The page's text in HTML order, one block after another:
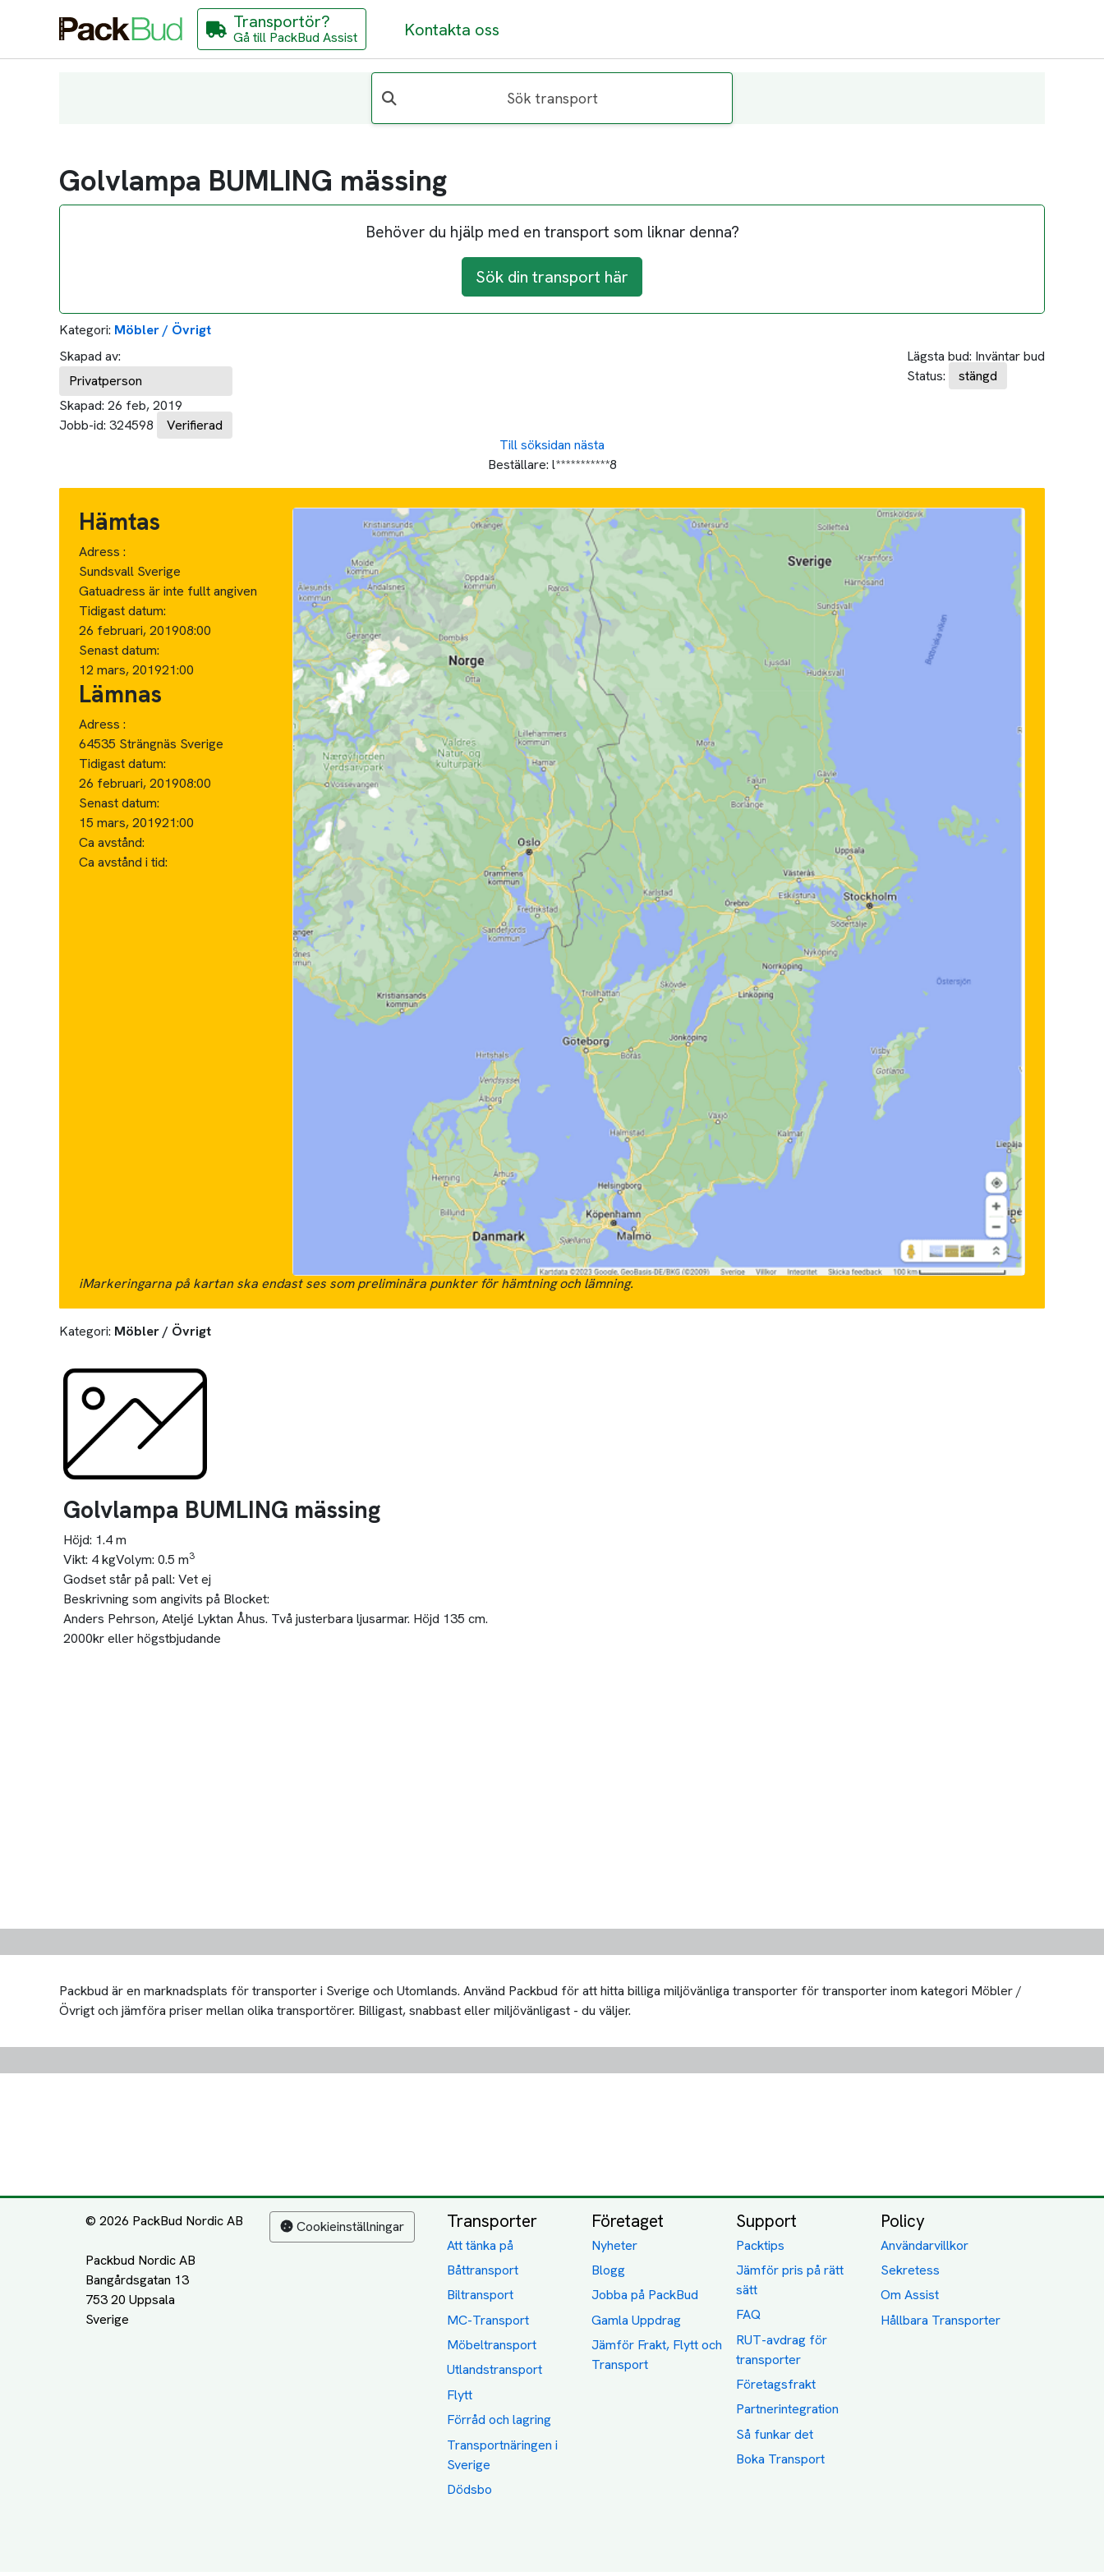
Transportör?
Gå till PackBud Assist Kontakta oss
Sök transport
Golvlampa BUMLING mässing
Behöver du hjälp med en transport som liknar denna?
Sök din transport här
Kategori: Möbler / Övrigt
Skapad av:
Privatperson
Skapad: 26 feb, 2019
Jobb-id: 324598 Verifierad
Lägsta bud: Inväntar bud
Status:
stängd
Till söksidan nästa
Beställare: l***********8
Hämtas
Adress :
Sundsvall Sverige
Gatuadress är inte fullt angiven
Tidigast datum:
26 februari, 201908:00
Senast datum:
12 mars, 201921:00
Lämnas
Adress :
64535 Strängnäs Sverige
Tidigast datum:
26 februari, 201908:00
Senast datum:
15 mars, 201921:00
Ca avstånd:
Ca avstånd i tid:
iMarkeringarna på kartan ska endast ses som preliminära punkter för hämtning och lämning.
Kategori: Möbler / Övrigt
Golvlampa BUMLING mässing
Höjd: 1.4 m
Vikt: 4 kgVolym: 0.5 m3
Godset står på pall: Vet ej
Beskrivning som angivits på Blocket:
Anders Pehrson, Ateljé Lyktan Åhus. Två justerbara ljusarmar. Höjd 135 cm.
2000kr eller högstbjudande
Packbud är en marknadsplats för transporter i Sverige och Utomlands. Använd Packbud för att hitta billiga miljövänliga transporter för transporter inom kategori Möbler /
Övrigt och jämföra priser mellan olika transportörer. Billigast, snabbast eller miljövänligast - du väljer.
© 2026 PackBud Nordic AB
Packbud Nordic AB
Bangårdsgatan 13
753 20 Uppsala
Cookieinställningar Transporter
Att tänka på
Båttransport
Biltransport
MC-Transport
Möbeltransport
Utlandstransport
Flytt
Förråd och lagring
Transportnäringen i
Sverige
Dödsbo
Företaget
Nyheter
Blogg
Jobba på PackBud
Gamla Uppdrag
Jämför Frakt, Flytt och
Transport
Support
Packtips
Jämför pris på rätt
sätt
FAQ
RUT-avdrag för
transporter
Företagsfrakt
Partnerintegration
Så funkar det
Boka Transport
Policy
Användarvillkor
Sekretess
Om Assist
Hållbara Transporter